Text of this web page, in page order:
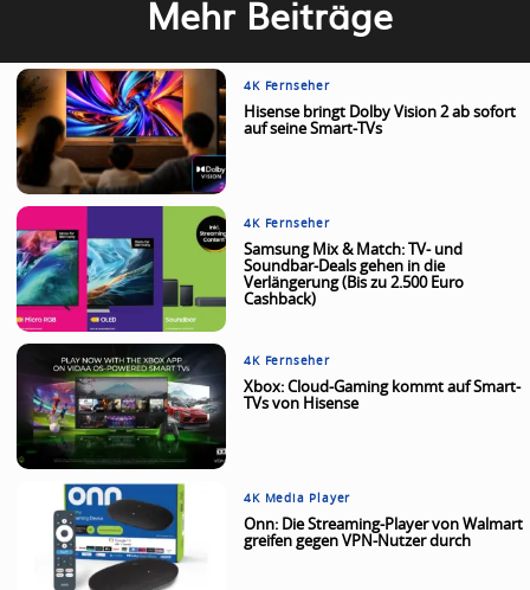
Mehr Beiträge
4K Fernseher
Hisense bringt Dolby Vision 2 ab sofort
auf seine Smart-TVs
4K Fernseher
Samsung Mix & Match: TV- und
Soundbar-Deals gehen in die
Verlängerung (Bis zu 2.500 Euro
Cashback)
4K Fernseher
Xbox: Cloud-Gaming kommt auf Smart-
TVs von Hisense
4K Media Player
Onn: Die Streaming-Player von Walmart
greifen gegen VPN-Nutzer durch